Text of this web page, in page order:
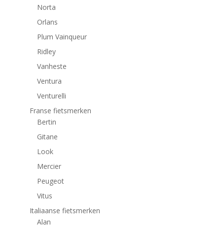
Norta
Orlans
Plum Vainqueur
Ridley
Vanheste
Ventura
Venturelli
Franse fietsmerken
Bertin
Gitane
Look
Mercier
Peugeot
Vitus
Italiaanse fietsmerken
Alan